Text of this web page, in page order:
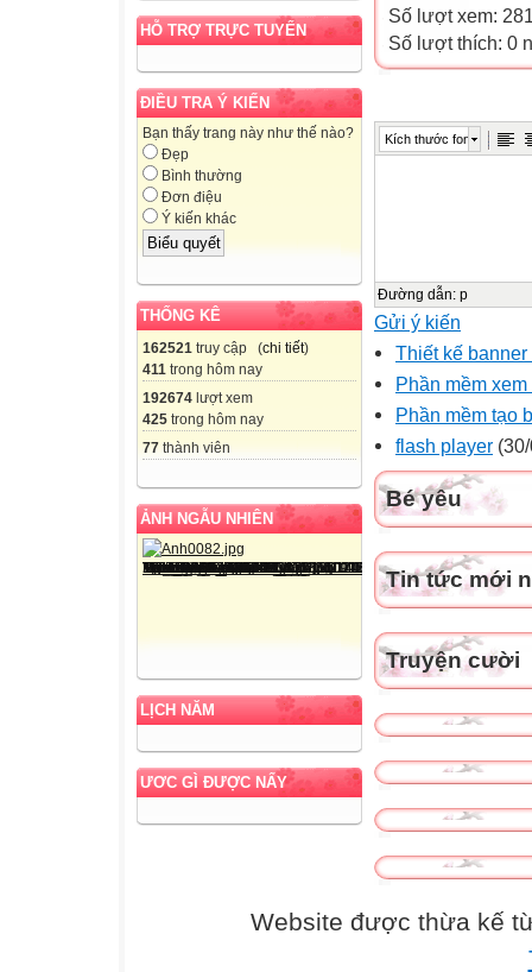
HỖ TRỢ TRỰC TUYẾN
ĐIỀU TRA Ý KIẾN
Bạn thấy trang này như thế nào?
Đẹp
Bình thường
Đơn điệu
Ý kiến khác
THỐNG KÊ
162521 truy cập (chi tiết)
411 trong hôm nay
192674 lượt xem
425 trong hôm nay
77 thành viên
ẢNH NGẪU NHIÊN
LỊCH NĂM
ƯƠC GÌ ĐƯỢC NẤY
Số lượt xem:
Số lượt thích: 0
Kích thước font
Đường dẫn: p
Gửi ý kiến
Thiết kế
Phần mềm
Phần mềm tạo
flash player
Bé yêu
Tin tức mới
Truyện cười
Website được thừa kế